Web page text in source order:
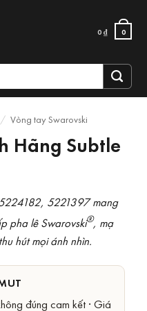
0₫ 0
/ Vòng tay Swarovski
Hãng Subtle
5221397 mang
pha lê Swarovski®, mạ
hút mọi ánh nhìn.
đúng cam kết · Giá